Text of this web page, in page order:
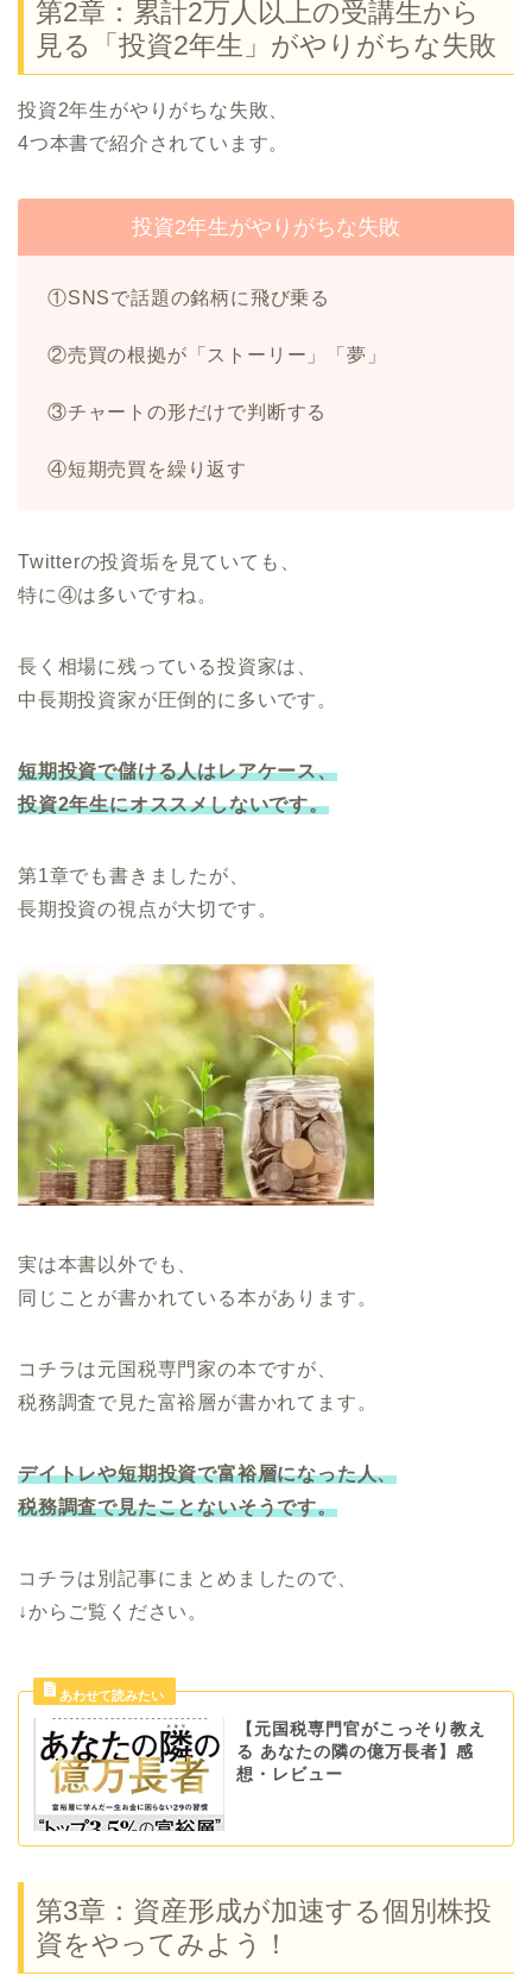
第2章：累計2万人以上の受講生から
見る「投資2年生」がやりがちな失敗
投資2年生がやりがちな失敗、
4つ本書で紹介されています。
投資2年生がやりがちな失敗
①SNSで話題の銘柄に飛び乗る
②売買の根拠が「ストーリー」「夢」
③チャートの形だけで判断する
④短期売買を繰り返す
Twitterの投資垢を見ていても、
特に④は多いですね。
長く相場に残っている投資家は、
中長期投資家が圧倒的に多いです。
短期投資で儲ける人はレアケース、
投資2年生にオススメしないです。
第1章でも書きましたが、
長期投資の視点が大切です。
実は本書以外でも、
同じことが書かれている本があります。
コチラは元国税専門家の本ですが、
税務調査で見た富裕層が書かれてます。
デイトレや短期投資で富裕層になった人、
税務調査で見たことないそうです。
コチラは別記事にまとめましたので、
↓からご覧ください。
【元国税専門官がこっそり教え
る あなたの隣の億万長者】感
想・レビュー
第3章：資産形成が加速する個別株投
資をやってみよう！